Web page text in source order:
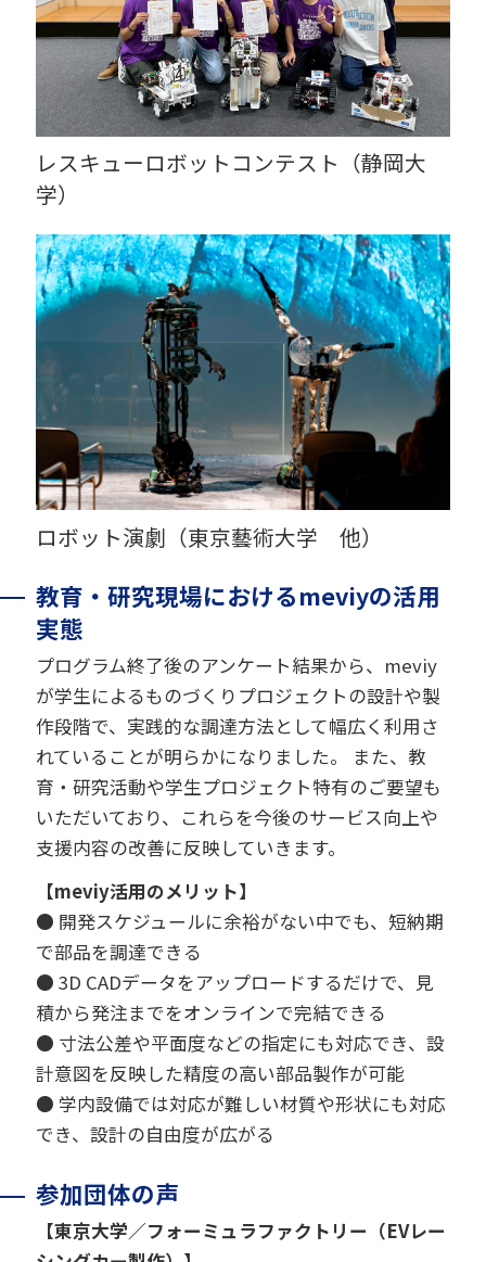
レスキューロボットコンテスト（静岡大
学）
ロボット演劇（東京藝術大学 他）
教育・研究現場におけるmeviyの活用
実態
プログラム終了後のアンケート結果から、meviy
が学生によるものづくりプロジェクトの設計や製
作段階で、実践的な調達方法として幅広く利用さ
れていることが明らかになりました。 また、教
育・研究活動や学生プロジェクト特有のご要望も
いただいており、これらを今後のサービス向上や
支援内容の改善に反映していきます。
【meviy活用のメリット】
● 開発スケジュールに余裕がない中でも、短納期
で部品を調達できる
● 3D CADデータをアップロードするだけで、見
積から発注までをオンラインで完結できる
● 寸法公差や平面度などの指定にも対応でき、設
計意図を反映した精度の高い部品製作が可能
● 学内設備では対応が難しい材質や形状にも対応
でき、設計の自由度が広がる
参加団体の声
【東京大学／フォーミュラファクトリー（EVレー